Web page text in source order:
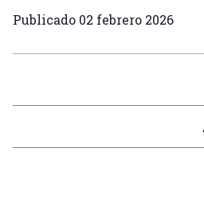
Publicado 02 febrero 2026